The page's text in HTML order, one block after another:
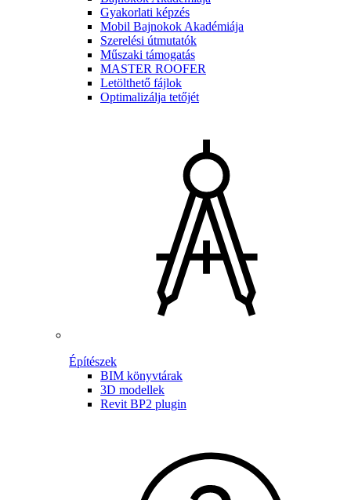
Gyakorlati képzés
Mobil Bajnokok Akadémiája
Szerelési útmutatók
Műszaki támogatás
MASTER ROOFER
Letölthető fájlok
Optimalizálja tetőjét
Építészek
BIM könyvtárak
3D modellek
Revit BP2 plugin